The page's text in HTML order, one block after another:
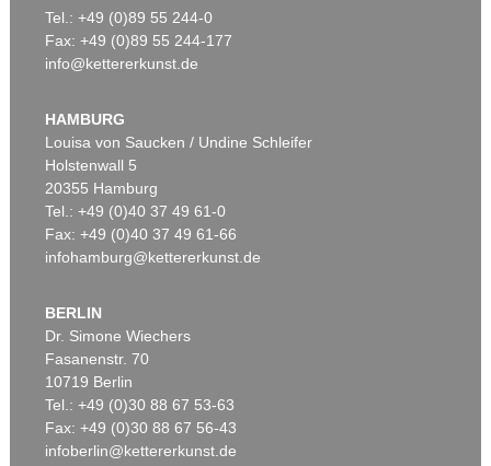
Tel.: +49 (0)89 55 244-0
Fax: +49 (0)89 55 244-177
info@kettererkunst.de
HAMBURG
Louisa von Saucken / Undine Schleifer
Holstenwall 5
20355 Hamburg
Tel.: +49 (0)40 37 49 61-0
Fax: +49 (0)40 37 49 61-66
infohamburg@kettererkunst.de
BERLIN
Dr. Simone Wiechers
Fasanenstr. 70
10719 Berlin
Tel.: +49 (0)30 88 67 53-63
Fax: +49 (0)30 88 67 56-43
infoberlin@kettererkunst.de